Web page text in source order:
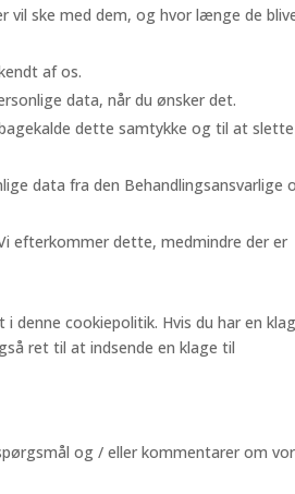
vil ske med dem, og hvor længe de
af os.
data, når du ønsker det.
dette samtykke og til at slette
data fra den Behandlingsansvarlige
efterkommer dette, medmindre der er
denne cookiepolitik. Hvis du har en
ret til at indsende en klage til
og / eller kommentarer om